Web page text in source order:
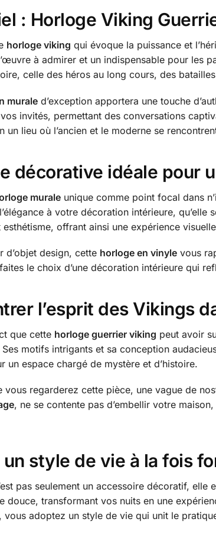
: Horloge Viking
horloge viking qui évoque la puissance et
à admirer et un indispensable pour les
celle des héros au long cours, des
muraled’exception apportera une touche
invités, permettant des conversations
un lieu où l’ancien et le moderne se
décorative idéale pour
muraleunique comme point focal dans
à votre décoration intérieure,
offrant ainsi une expérience
d’objet design, cette horloge en vinylevous
le choix d’une décoration intérieure qui
l’esprit des Vikings
que cette horloge guerrier viking peut avoir
motifs intrigants et sa conception
un espace chargé de mystère et d’histoire.
vous regarderez cette pièce, une vague de
, ne se contente pas d’embellir votre
style de vie à la fois
pas seulement un accessoire décoratif,
douce, transformant vos nuits en une
vous adoptez un style de vie qui unit le